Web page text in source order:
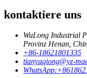
kontaktiere uns
WuLong Industrial
Provinz Henan,
+86-18621801335
tianyaqiong@yz-